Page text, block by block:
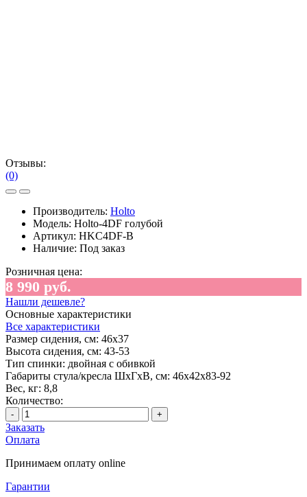
Отзывы:
(0)
Производитель: Holto
Модель: Holto-4DF голубой
Артикул: HKC4DF-B
Наличие: Под заказ
Розничная цена:
8 990 руб.
Нашли дешевле?
Основные характеристики
Все характеристики
Размер сидения, см: 46х37
Высота сидения, см: 43-53
Тип спинки: двойная с обивкой
Габариты стула/кресла ШхГхВ, см: 46х42х83-92
Вес, кг: 8,8
Количество:
- +
Заказать
Оплата
Принимаем оплату online
Гарантии